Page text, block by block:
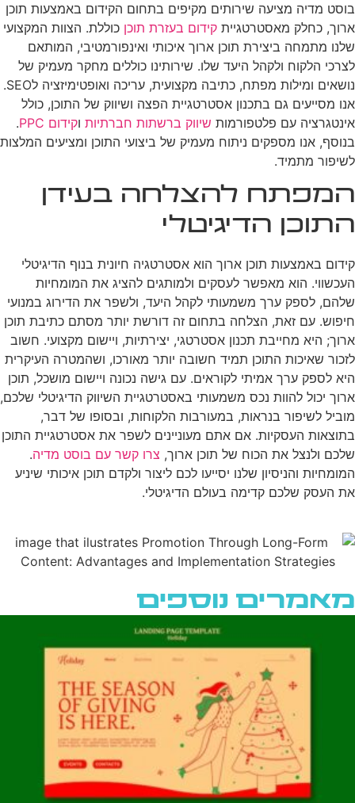
בוסט מדיה מציעה שירותים מקיפים בתחום הקידום באמצעות תוכן
ארוך, כחלק מאסטרטגיית קידום בעזרת תוכן כוללת. הצוות המקצועי
שלנו מתמחה ביצירת תוכן ארוך איכותי ואינפורמטיבי, המותאם
לצרכי הלקוח ולקהל היעד שלו. שירותינו כוללים מחקר מעמיק של
נושאים ומילות מפתח, כתיבה מקצועית, עריכה ואופטימיזציה לSEO.
אנו מסייעים גם בתכנון אסטרטגיית הפצה ושיווק של התוכן, כולל
אינטגרציה עם פלטפורמות שיווק ברשתות חברתיות וקידום PPC
.
בנוסף, אנו מספקים ניתוח מעמיק של ביצועי התוכן ומציעים המלצות
לשיפור מתמיד.
המפתח להצלחה בעידן
התוכן הדיגיטלי
קידום באמצעות תוכן ארוך הוא אסטרטגיה חיונית בנוף הדיגיטלי
העכשווי. הוא מאפשר לעסקים ולמותגים להציג את המומחיות
שלהם, לספק ערך משמעותי לקהל היעד, ולשפר את הדירוג במנועי
חיפוש. עם זאת, הצלחה בתחום זה דורשת יותר מסתם כתיבת תוכן
ארוך; היא מחייבת תכנון אסטרטגי, יצירתיות, ויישום מקצועי. חשוב
לזכור שאיכות התוכן תמיד חשובה יותר מאורכו, ושהמטרה העיקרית
היא לספק ערך אמיתי לקוראים. עם גישה נכונה ויישום מושכל, תוכן
ארוך יכול להוות נכס משמעותי באסטרטגיית השיווק הדיגיטלי שלכם,
מוביל לשיפור בנראות, במעורבות הלקוחות, ובסופו של דבר,
בתוצאות העסקיות. אם אתם מעוניינים לשפר את אסטרטגיית התוכן
שלכם ולנצל את הכוח של תוכן ארוך, צרו קשר עם בוסט מדיה.
המומחיות והניסיון שלנו יסייעו לכם ליצור ולקדם תוכן איכותי שיניע
את העסק שלכם קדימה בעולם הדיגיטלי.
מאמרים נוספים